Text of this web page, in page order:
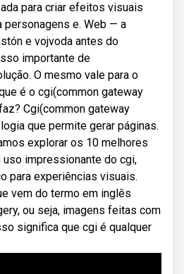
para criar efeitos visuais
personagens e. Web — a
e vojvoda antes do
importante de
O mesmo vale para o
é o cgi(common gateway
Cgi(common gateway
que permite gerar páginas.
explorar os 10 melhores
impressionante do cgi,
para experiências visuais.
vem do termo em inglês
ou seja, imagens feitas com
significa que cgi é qualquer